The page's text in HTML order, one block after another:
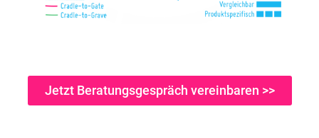
Jetzt Beratungsgespräch vereinbaren >>